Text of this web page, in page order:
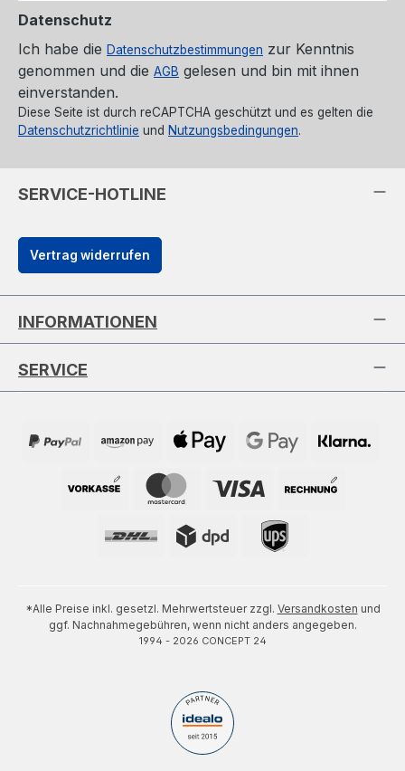
Datenschutz
Ich habe die Datenschutzbestimmungen zur Kenntnis
genommen und die AGB gelesen und bin mit ihnen
einverstanden.
Diese Seite ist durch reCAPTCHA geschützt und es gelten die
Datenschutzrichtlinie und Nutzungsbedingungen.
SERVICE-HOTLINE
Vertrag widerrufen
INFORMATIONEN
SERVICE
*Alle Preise inkl. gesetzl. Mehrwertsteuer zzgl. Versandkosten und
ggf. Nachnahmegebühren, wenn nicht anders angegeben.
1994 - 2026 CONCEPT 24